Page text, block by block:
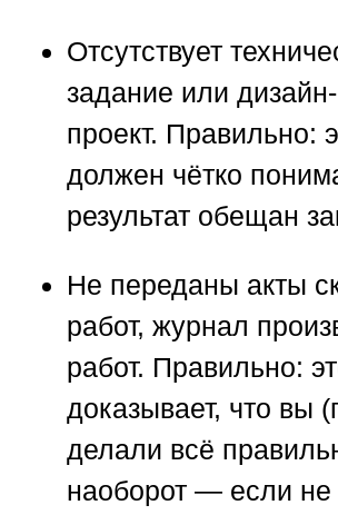
Отсутствует
задание или дизайн-
проект. Правильно:
должен чётко
результат обещан
Не переданы акты
работ, журнал
работ. Правильно:
доказывает, что вы
делали всё
наоборот — если не